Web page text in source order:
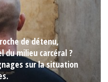
de détenu,
du milieu carcéral ?
sur la situation